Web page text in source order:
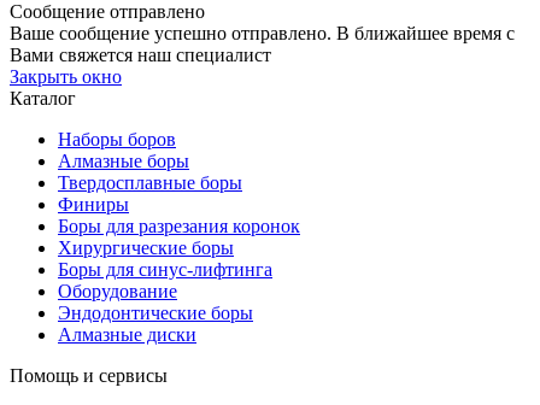
Сообщение отправлено
Ваше сообщение успешно отправлено. В ближайшее время с
Вами свяжется наш специалист
Закрыть окно
Каталог
Наборы боров
Алмазные боры
Твердосплавные боры
Финиры
Боры для разрезания коронок
Хирургические боры
Боры для синус-лифтинга
Оборудование
Эндодонтические боры
Алмазные диски
Помощь и сервисы